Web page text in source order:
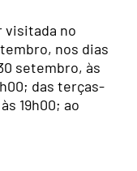
visitada no
nos dias
setembro, às
das terças-
19h00; ao